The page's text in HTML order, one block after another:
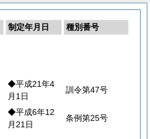
制定年月日
種別番号
◆平成21年4
月1日
訓令第47号
◆平成6年12
月21日
条例第25号